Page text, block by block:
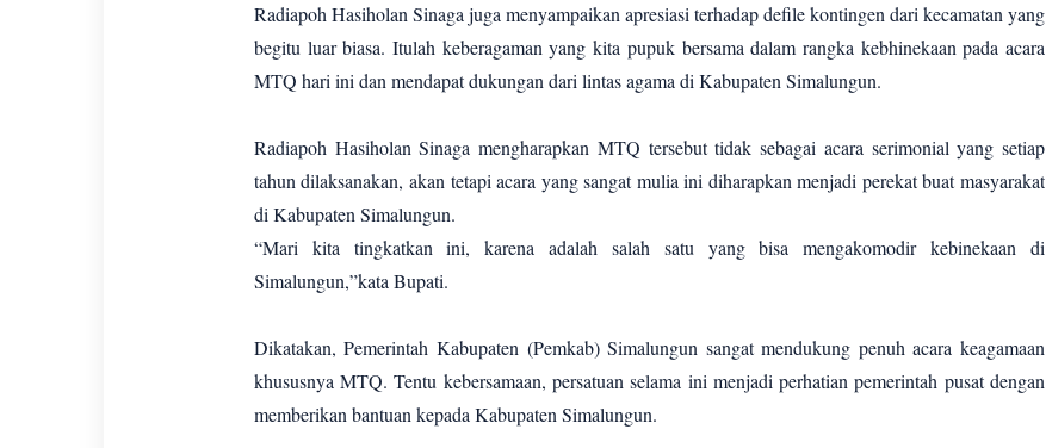
Radiapoh Hasiholan Sinaga juga menyampaikan apresiasi terhadap defile kontingen dari kecamatan yang
begitu luar biasa. Itulah keberagaman yang kita pupuk bersama dalam rangka kebhinekaan pada acara
MTQ hari ini dan mendapat dukungan dari lintas agama di Kabupaten Simalungun.
Radiapoh Hasiholan Sinaga mengharapkan MTQ tersebut tidak sebagai acara serimonial yang setiap
tahun dilaksanakan, akan tetapi acara yang sangat mulia ini diharapkan menjadi perekat buat masyarakat
di Kabupaten Simalungun.
“Mari kita tingkatkan ini, karena adalah salah satu yang bisa mengakomodir kebinekaan di
Simalungun,”kata Bupati.
Dikatakan, Pemerintah Kabupaten (Pemkab) Simalungun sangat mendukung penuh acara keagamaan
khususnya MTQ. Tentu kebersamaan, persatuan selama ini menjadi perhatian pemerintah pusat dengan
memberikan bantuan kepada Kabupaten Simalungun.